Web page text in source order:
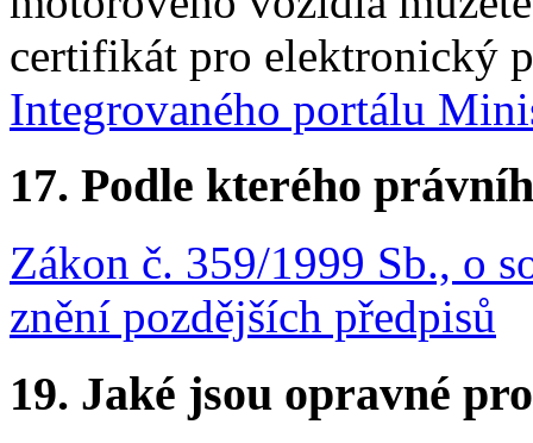
certifikát pro elektronický
Integrovaného portálu
17. Podle kterého
Zákon č. 359/1999 Sb., o
znění pozdějších předpisů
19. Jaké jsou opravné